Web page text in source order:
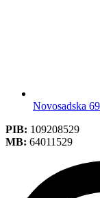
Novosadska
PIB: 109208529
MB: 64011529